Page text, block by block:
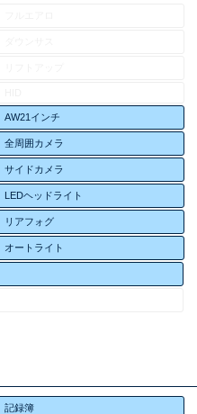
AW21インチ
全周囲カメラ
サイドカメラ
LEDヘッドライト
リアフォグ
オートライト
記録簿